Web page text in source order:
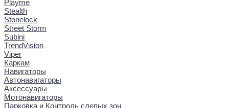
Playme
Stealth
Stonelock
Street Storm
Subini
TrendVision
Viper
Каркам
Навигаторы
Автонавигаторы
Аксессуары
Мотонавигаторы
Парковка и Контроль слепых зон